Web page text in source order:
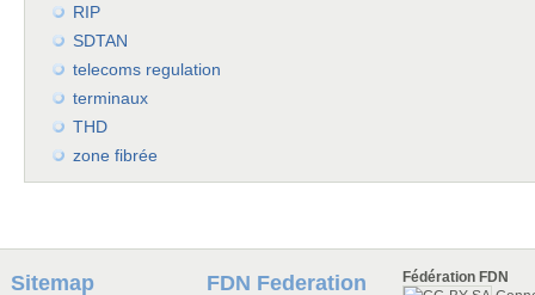
RIP
SDTAN
telecoms regulation
terminaux
THD
zone fibrée
Sitemap FDN Federation
Fédération FDN